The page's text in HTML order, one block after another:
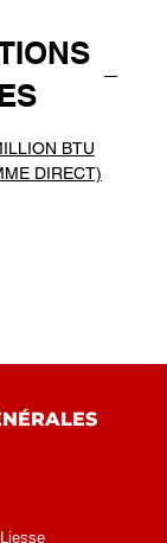
BTU
DIRECT)